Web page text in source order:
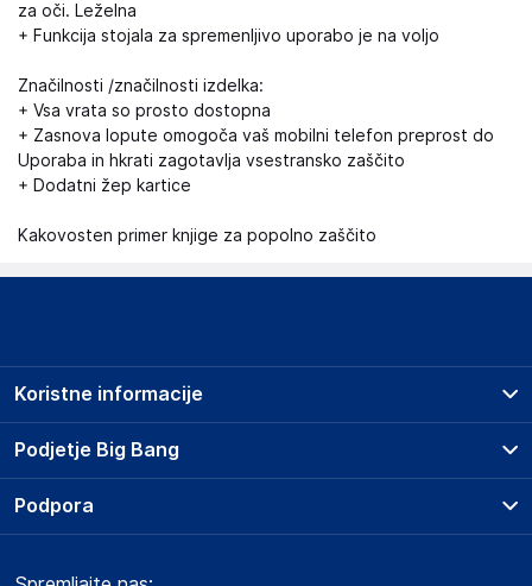
za oči. Leželna
+ Funkcija stojala za spremenljivo uporabo je na voljo
Značilnosti /značilnosti izdelka:
+ Vsa vrata so prosto dostopna
+ Zasnova lopute omogoča vaš mobilni telefon preprost do
Uporaba in hkrati zagotavlja vsestransko zaščito
+ Dodatni žep kartice
Kakovosten primer knjige za popolno zaščito
Podjetje Big Bang
O podjetju
Koristne informacije
Prodajna mesta
Storitve
Dostava, vnos in odvoz
Podpora